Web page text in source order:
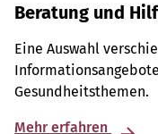
Beratung und
Eine Auswahl
Gesundheitsthemen.
Mehr erfahren